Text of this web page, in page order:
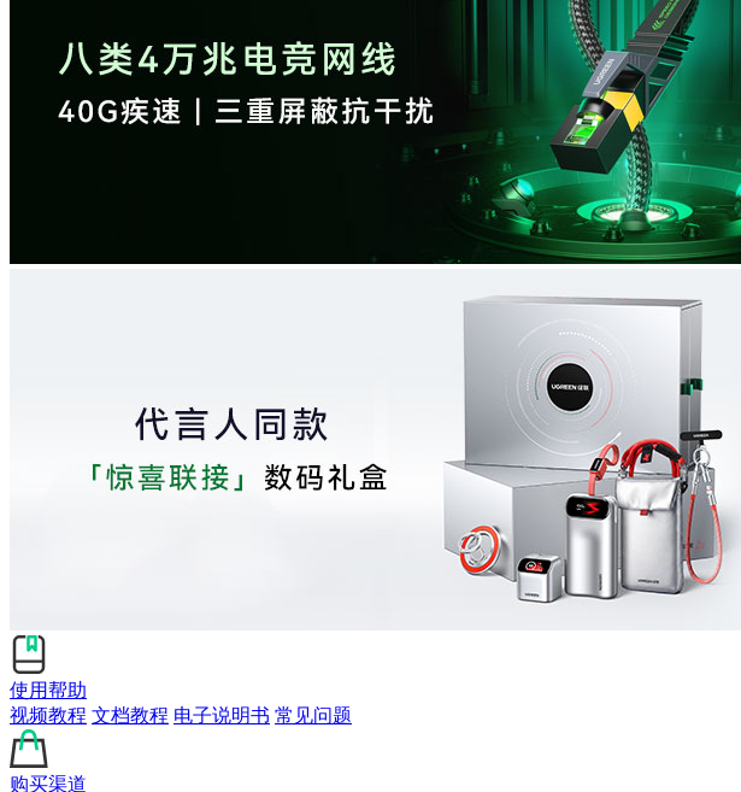
使用帮助
视频教程 文档教程 电子说明书 常见问题
购买渠道